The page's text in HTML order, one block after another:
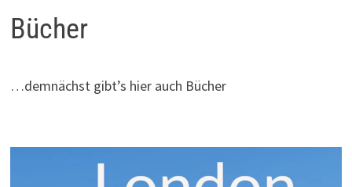
Bücher
…demnächst gibt’s hier auch Bücher